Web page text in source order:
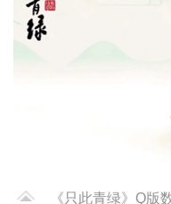
《只此青绿》Q版